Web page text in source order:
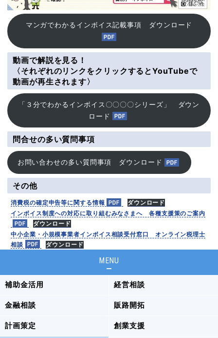
マンガでわかるインボイス記載事項 ダウンロード
動画で解説を見る！
〈それぞれのリンクをクリックするとYouTubeで
動画が再生されます〉
「３分でわかるインボイス〇〇〇〇シリーズ」 ダウン
ロード
問合せの多い質問事項
お問い合わせの多い質問事項 ダウンロード
その他
消費税の確定申告等に関する情報
ダウンロード
インボイス制度への対応に取り組むみなさまへ 各種支援策のご案内
ダウンロード
中小企業・小規模事業者インボイス相談受付窓口 オンライン税理士
相談
ダウンロード
MENU
補助金活用 経営相談
金融相談 販路開拓
計画策定 創業支援